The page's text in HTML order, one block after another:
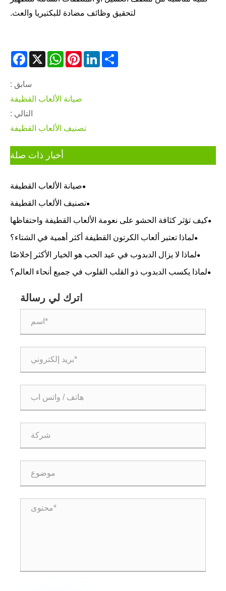
لتحقيق وظائف مضادة للبكتيريا والعث.
X
WhatsAppPinterestLinkedInShare
سابق :
صيانة الألعاب القطيفة
التالي :
تصنيف الألعاب القطيفة
أخبار ذات صلة
صيانة الألعاب القطيفة
تصنيف الألعاب القطيفة
كيف تؤثر كثافة الحشو على نعومة الألعاب القطيفة واحتفاظها
بشكلها؟
لماذا تعتبر ألعاب الكرتون القطيفة أكثر أهمية في الشتاء؟
لماذا لا يزال الدبدوب في عيد الحب هو الخيار الأكثر إخلاصًا
للهدايا؟
لماذا يكسب الدبدوب ذو القلب القلوب في جميع أنحاء العالم؟
اترك لي رسالة